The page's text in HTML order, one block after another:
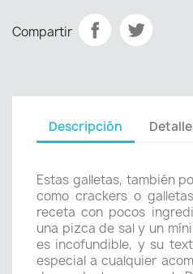
Compartir
Descripción
Estas galletas, también
como crackers o
receta con pocos
una pizca de sal y un
es incofundible, y su
especial a cualquier